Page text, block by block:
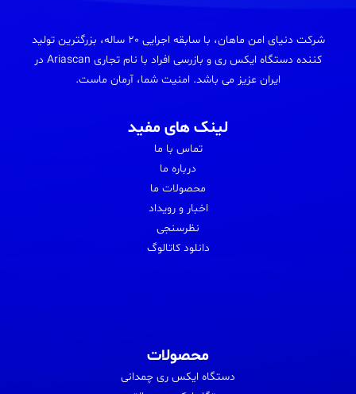
شرکت دنیای امن ماهان، با سابقه اجرایی 20 ساله، بزرگترین تولید
کننده دستگاه ایکس ری و بازرسی افراد با نام تجاری Ariascan در
ایران عزیز می باشد. امنیت شما، آرمان ماست.
لینک های مفید
تماس با ما
درباره ما
محصولات ما
اخبار و رویداد
نظرسنجی
دانلود کاتالوگ
محصولات
دستگاه ایکس ری چمدانی